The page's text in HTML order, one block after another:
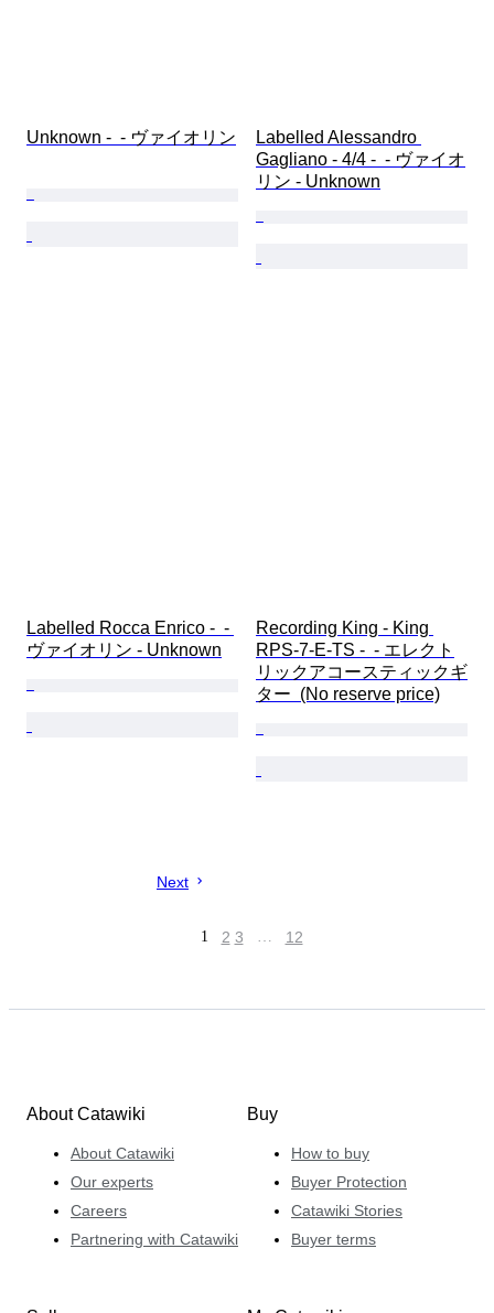
Unknown -  - ヴァイオリン
Labelled Alessandro
Gagliano - 4/4 -  - ヴァイオ
リン - Unknown
Labelled Rocca Enrico -  -
ヴァイオリン - Unknown
Recording King - King
RPS-7-E-TS -  - エレクト
リックアコースティックギ
ター  (No reserve price)
Next
1 2 3 … 12
About Catawiki
About Catawiki
Our experts
Careers
Partnering with Catawiki
Buy
How to buy
Buyer Protection
Catawiki Stories
Buyer terms